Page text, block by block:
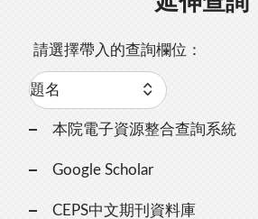
請選擇帶入的查詢欄位：
本院電子資源整合查詢系統
Google Scholar
CEPS中文期刊資料庫